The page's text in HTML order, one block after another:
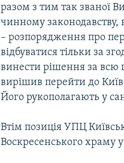
разом з тим так званої
чинному законодавству,
– розпорядження про
відбуватися тільки за
винести рішення за всю
вирішив перейти до
Його рукополагають у
Втім позиція УПЦ
Воскресенського храму у